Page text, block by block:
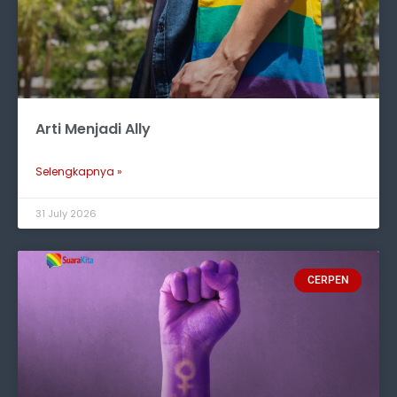
Arti Menjadi Ally
Selengkapnya »
31 July 2026
CERPEN